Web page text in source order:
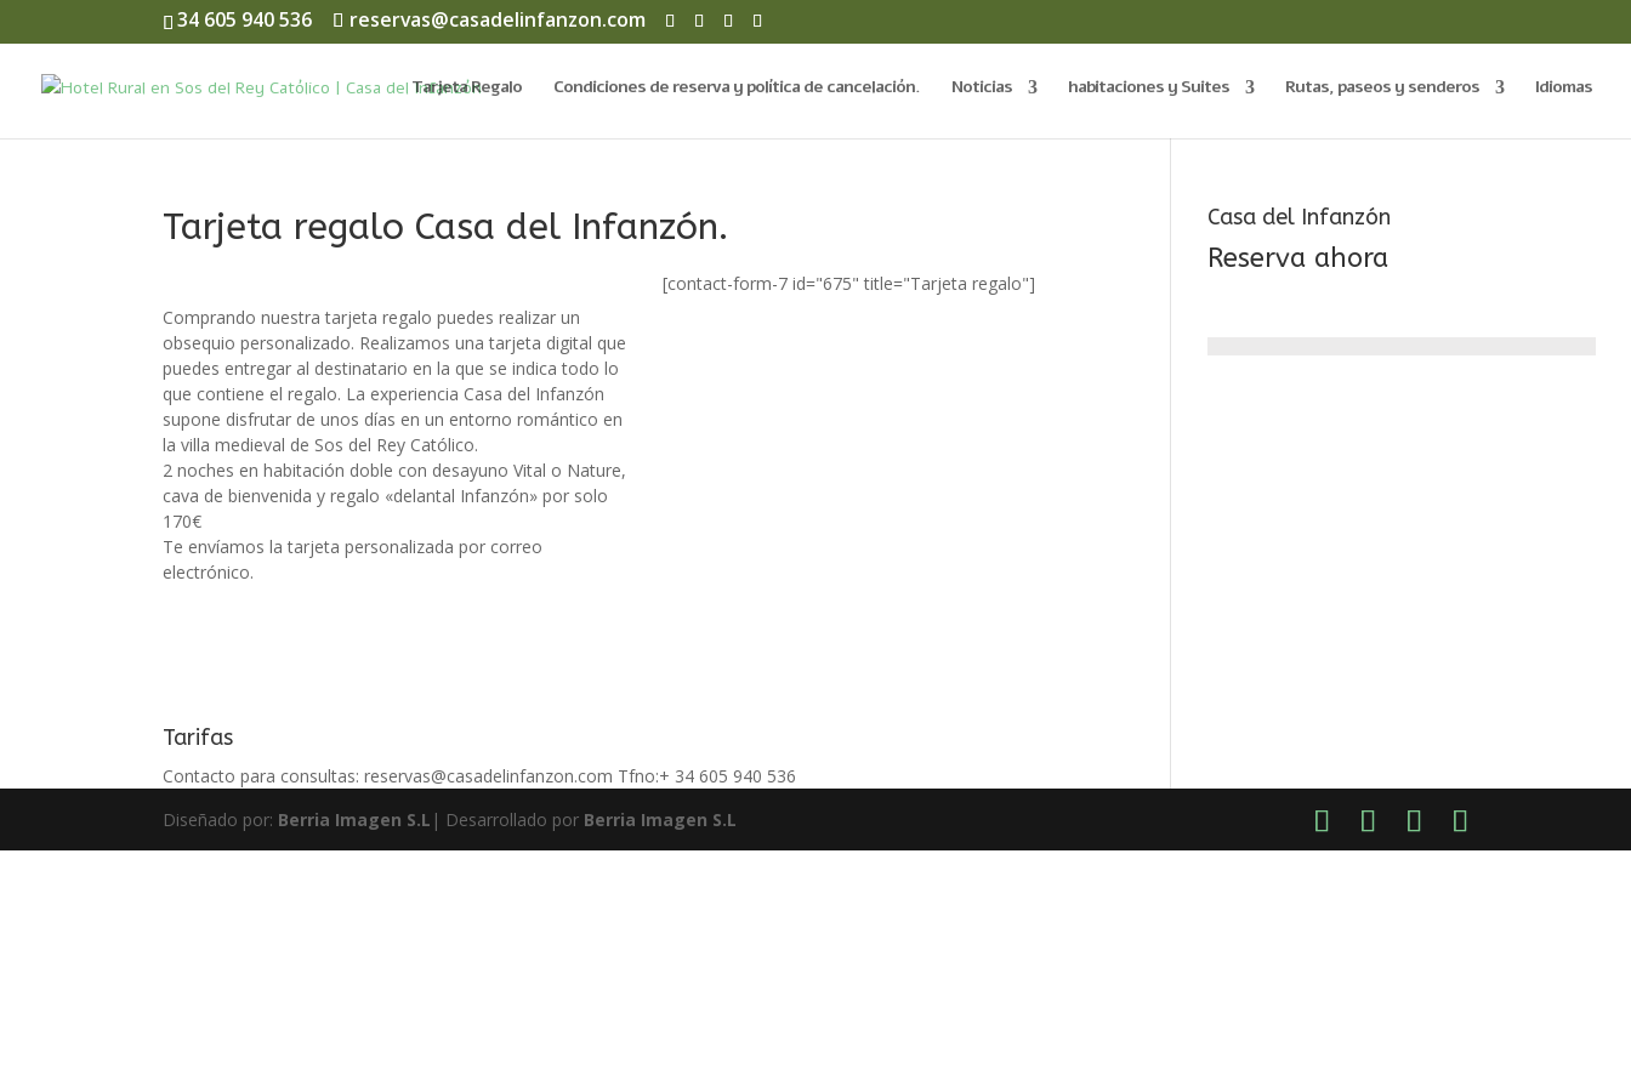
34 605 940 536 reservas@casadelinfanzon.com
Tarjeta Regalo Condiciones de reserva y política de cancelación. Noticias habitaciones y Suites Rutas, paseos y senderos Idiomas
Tarjeta regalo Casa del Infanzón.
Comprando nuestra tarjeta regalo puedes realizar un
obsequio personalizado. Realizamos una tarjeta digital que
puedes entregar al destinatario en la que se indica todo lo
que contiene el regalo. La experiencia Casa del Infanzón
supone disfrutar de unos días en un entorno romántico en
la villa medieval de Sos del Rey Católico.
2 noches en habitación doble con desayuno Vital o Nature,
cava de bienvenida y regalo «delantal Infanzón» por solo
170€
Te envíamos la tarjeta personalizada por correo
electrónico.
[contact-form-7 id="675" title="Tarjeta regalo"]
Casa del Infanzón
Reserva ahora
Tarifas
Contacto para consultas: reservas@casadelinfanzon.com Tfno:+ 34 605 940 536
Diseñado por: Berria Imagen S.L | Desarrollado por Berria Imagen S.L